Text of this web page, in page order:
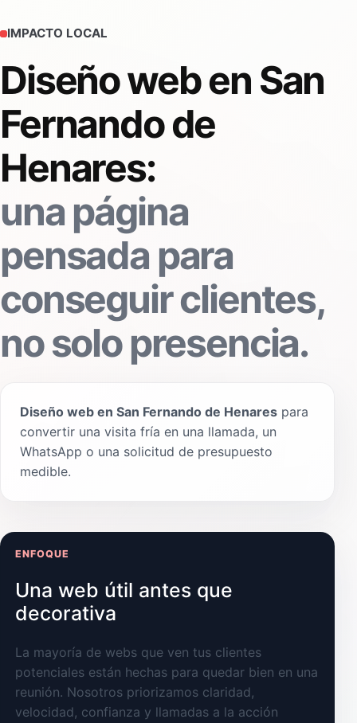
IMPACTO LOCAL
Diseño web en San
Fernando de
Henares:
una página
pensada para
conseguir clientes,
no solo presencia.
Diseño web en San Fernando de Henares para
convertir una visita fría en una llamada, un
WhatsApp o una solicitud de presupuesto
medible.
ENFOQUE
Una web útil antes que
decorativa
La mayoría de webs que ven tus clientes
potenciales están hechas para quedar bien en una
reunión. Nosotros priorizamos claridad,
velocidad, confianza y llamadas a la acción